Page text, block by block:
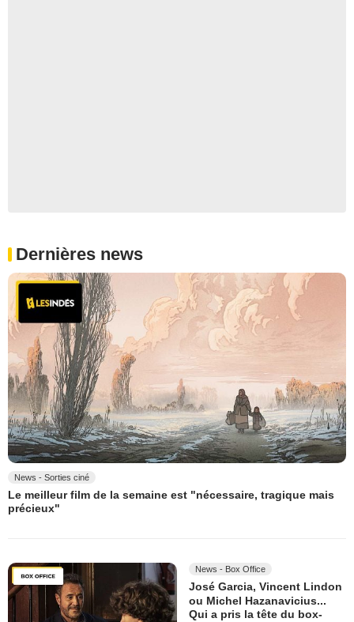
Dernières news
News - Sorties ciné
Le meilleur film de la semaine est "nécessaire, tragique mais
précieux"
News - Box Office
José Garcia, Vincent Lindon
ou Michel Hazanavicius...
Qui a pris la tête du box-